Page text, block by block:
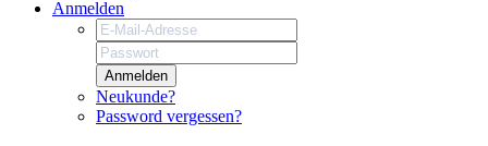
Anmelden
Anmelden
Neukunde?
Password vergessen?